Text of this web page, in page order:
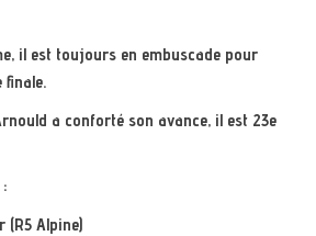
il est toujours en embuscade pour
a conforté son avance, il est 23e
(R5 Alpine)